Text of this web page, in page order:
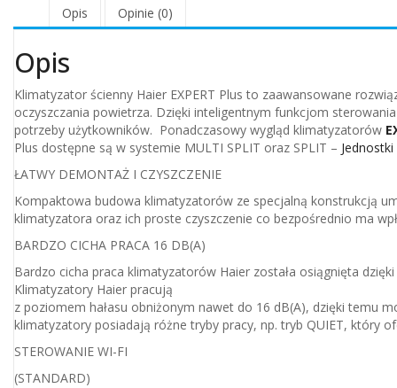
Opis Opinie (0)
Opis
Klimatyzator ścienny Haier EXPERT Plus to zaawansowane
oczyszczania powietrza. Dzięki inteligentnym funkcjom
potrzeby użytkowników. Ponadczasowy wygląd klimatyzatorów
Plus dostępne są w systemie MULTI SPLIT oraz SPLIT –
ŁATWY DEMONTAŻ I CZYSZCZENIE
Kompaktowa budowa klimatyzatorów ze specjalną konstrukcją
klimatyzatora oraz ich proste czyszczenie co bezpośrednio ma
BARDZO CICHA PRACA 16 DB(A)
Bardzo cicha praca klimatyzatorów Haier została osiągnięta
Klimatyzatory Haier pracują
z poziomem hałasu obniżonym nawet do 16 dB(A), dzięki temu
klimatyzatory posiadają różne tryby pracy, np. tryb QUIET, który
STEROWANIE WI-FI
(STANDARD)